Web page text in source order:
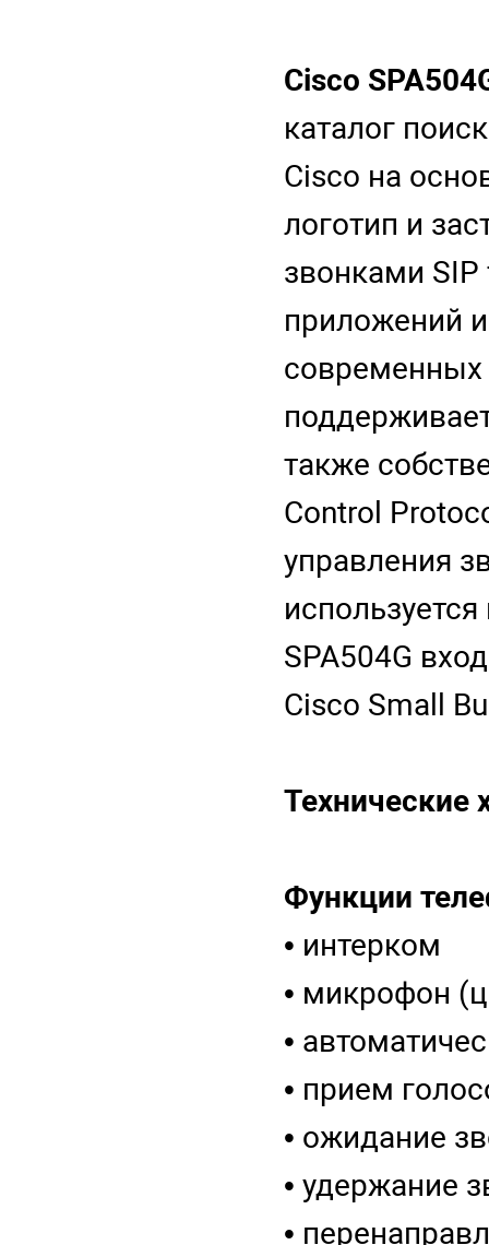
Cisco
каталог
Cisco на
логотип и
звонками SIP
приложений
современных
также
Control
управления
SPA504G
Cisco Small
Технические
Функции
• интерком
• микрофон
•
• прием
• ожидание
• удержание
•